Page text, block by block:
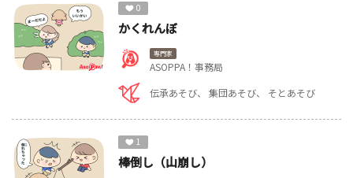
0
かくれんぼ
専門家
ASOPPA！事務局
伝承あそび
集団あそび そとあそび
1
棒倒し（山崩し）